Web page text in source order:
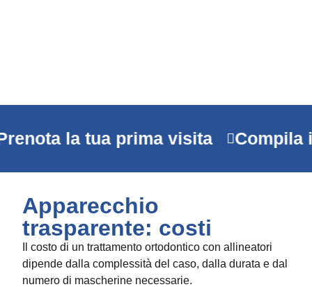
la tua prima visita Compila
Apparecchio
trasparente: costi
Il costo di un trattamento ortodontico con allineatori
dipende dalla complessità del caso, dalla durata e dal
numero di mascherine necessarie.